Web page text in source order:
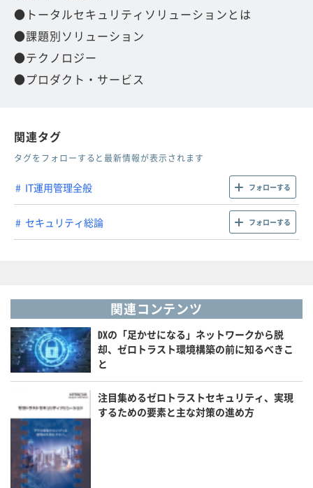
●トータルセキュリティソリューションとは
●課題別ソリューション
●テクノロジー
●プロダクト・サービス
関連タグ
タグをフォローすると最新情報が表示されます
IT運用管理全般 フォローする
セキュリティ総論 フォローする
関連コンテンツ
DXの「足かせになる」ネットワークから脱
却、ゼロトラスト環境構築の前に知るべきこ
と
注目集めるゼロトラストセキュリティ、実現
するための要素と主な対策の進め方